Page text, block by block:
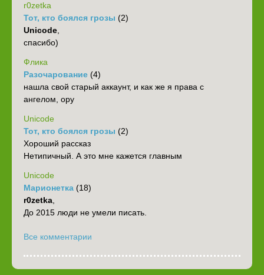
r0zetka
Тот, кто боялся грозы (2)
Unicode,
спасибо)
Флика
Разочарование (4)
нашла свой старый аккаунт, и как же я права с
ангелом, ору
Unicode
Тот, кто боялся грозы (2)
Хороший рассказ
Нетипичный. А это мне кажется главным
Unicode
Марионетка (18)
r0zetka,
До 2015 люди не умели писать.
Все комментарии